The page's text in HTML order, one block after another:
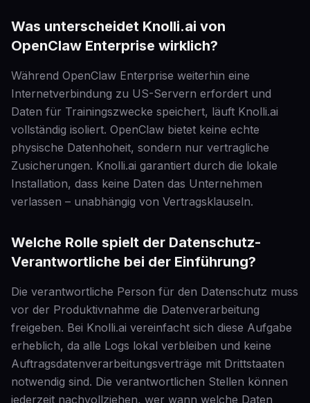
Was unterscheidet Knolli.ai von
OpenClaw Enterprise wirklich?
Während OpenClaw Enterprise weiterhin eine
Internetverbindung zu US-Servern erfordert und
Daten für Trainingszwecke speichert, läuft Knolli.ai
vollständig isoliert. OpenClaw bietet keine echte
physische Datenhoheit, sondern nur vertragliche
Zusicherungen. Knolli.ai garantiert durch die lokale
Installation, dass keine Daten das Unternehmen
verlassen – unabhängig von Vertragsklauseln.
Welche Rolle spielt der Datenschutz-
Verantwortliche bei der Einführung?
Die verantwortliche Person für den Datenschutz muss
vor der Produktivnahme die Datenverarbeitung
freigeben. Bei Knolli.ai vereinfacht sich diese Aufgabe
erheblich, da alle Logs lokal verbleiben und keine
Auftragsdatenverarbeitungsverträge mit Drittstaaten
notwendig sind. Die verantwortlichen Stellen können
jederzeit nachvollziehen, wer wann welche Daten